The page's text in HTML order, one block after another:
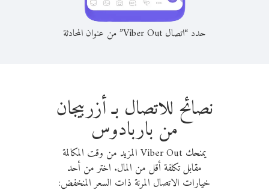
حدد “اتصال Viber Out” من عنوان المحادثة
نصائح للاتصال بـ أزربيجان
من باربادوس
يمنحك Viber Out المزيد من وقت المكالمة
مقابل تكلفة أقل من المال. اختر من أحد
خيارات الاتصال المرنة ذات السعر المنخفض: